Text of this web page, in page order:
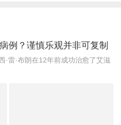
例？谨慎乐观并非可复制
·雷·布朗在12年前成功治愈了艾滋